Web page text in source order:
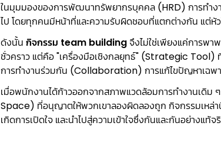
ในมุมมองของการพัฒนาทรัพยากรบุคคล (HRD) การทำ
ไป โดยทุกคนมีหน้าที่และความรับผิดชอบที่แตกต่างกัน แต่หั
ดังนั้น กิจกรรม team buildingจึงไม่ใช่เพียงแค่การพา
ชั่วคราว แต่คือ "เครื่องมือเชิงกลยุทธ์" (Strategic
การทำงานร่วมกัน (Collaboration) การแก้ไขปัญหาเฉ
เมื่อพนักงานได้ก้าวออกจากสภาพแวดล้อมการทำงานเดิ
Space) ที่อนุญาตให้พวกเขาลองผิดลองถูก กิจกรรมเหล่
เกิดการเปิดใจ และนำไปสู่ความเข้าใจซึ่งกันและกันอย่างแท้จ